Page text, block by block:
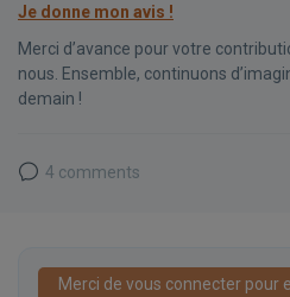
Je donne mon avis !
Merci d’avance pour votre
nous. Ensemble, continuons
demain !
4 comments
Merci de vous connecter pour